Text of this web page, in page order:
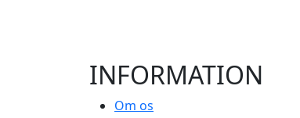
INFORMATION
Om os